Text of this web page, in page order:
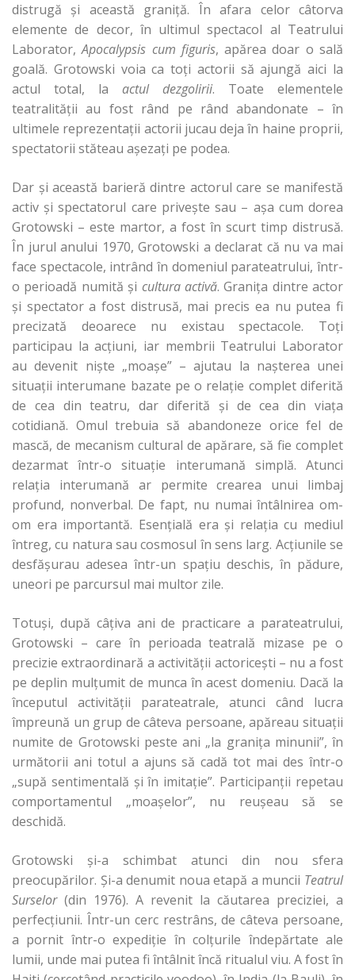
distrugă şi această graniţă. În afara celor câtorva
elemente de decor, în ultimul spectacol al Teatrului
Laborator,Apocalypsis cum figuris, apărea doar o sală
goală. Grotowski voia ca toţi actorii să ajungă aici la
actul total, la actul dezgolirii. Toate elementele
teatralităţii au fost rând pe rând abandonate – în
ultimele reprezentaţii actorii jucau deja în haine proprii,
spectatorii stăteau aşezaţi pe podea.
Dar şi această barieră dintre actorul care se manifestă
activ şi spectatorul care priveşte sau – aşa cum dorea
Grotowski – este martor, a fost în scurt timp distrusă.
În jurul anului 1970, Grotowski a declarat că nu va mai
face spectacole, intrând în domeniul parateatrului, într-
o perioadă numită şi cultura activă. Graniţa dintre actor
şi spectator a fost distrusă, mai precis ea nu putea fi
precizată deoarece nu existau spectacole. Toţi
participau la acţiuni, iar membrii Teatrului Laborator
au devenit nişte „moaşe” – ajutau la naşterea unei
situaţii interumane bazate pe o relaţie complet diferită
de cea din teatru, dar diferită şi de cea din viaţa
cotidiană. Omul trebuia să abandoneze orice fel de
mască, de mecanism cultural de apărare, să fie complet
dezarmat într-o situaţie interumană simplă. Atunci
relaţia interumană ar permite crearea unui limbaj
profund, nonverbal. De fapt, nu numai întâlnirea om-
om era importantă. Esenţială era şi relaţia cu mediul
întreg, cu natura sau cosmosul în sens larg. Acţiunile se
desfăşurau adesea într-un spaţiu deschis, în pădure,
uneori pe parcursul mai multor zile.
Totuşi, după câţiva ani de practicare a parateatrului,
Grotowski – care în perioada teatrală mizase pe o
precizie extraordinară a activităţii actoriceşti – nu a fost
pe deplin mulţumit de munca în acest domeniu. Dacă la
începutul activităţii parateatrale, atunci când lucra
împreună un grup de câteva persoane, apăreau situaţii
numite de Grotowski peste ani „la graniţa minunii”, în
următorii ani totul a ajuns să cadă tot mai des într-o
„supă sentimentală şi în imitaţie”. Participanţii repetau
comportamentul „moaşelor”, nu reuşeau să se
deschidă.
Grotowski şi-a schimbat atunci din nou sfera
preocupărilor. Şi-a denumit noua etapă a muncii Teatrul
Surselor(din 1976). A revenit la căutarea preciziei, a
perfecţiunii. Într-un cerc restrâns, de câteva persoane,
a pornit într-o expediţie în colţurile îndepărtate ale
lumii, unde mai putea fi întâlnit încă ritualul viu. A fost în